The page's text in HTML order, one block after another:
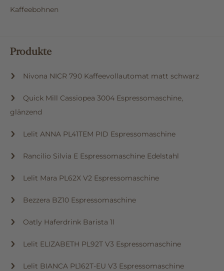
Kaffeebohnen
Produkte
Nivona NICR 790 Kaffeevollautomat matt schwarz
Quick Mill Cassiopea 3004 Espressomaschine,
glänzend
Lelit ANNA PL41TEM PID Espressomaschine
Rancilio Silvia E Espressomaschine Edelstahl
Lelit Mara PL62X V2 Espressomaschine
Bezzera BZ10 Espressomaschine
Oatly Haferdrink Barista 1l
Lelit ELIZABETH PL92T V3 Espressomaschine
Lelit BIANCA PL162T-EU V3 Espressomaschine